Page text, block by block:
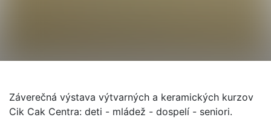
Záverečná výstava výtvarných a keramických kurzov
Cik Cak Centra: deti - mládež - dospelí - seniori.